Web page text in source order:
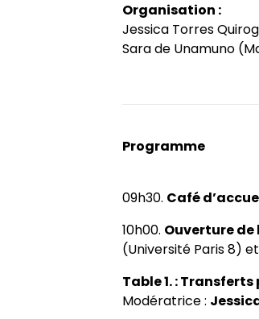
Organisation :
Jessica Torres
Sara de Unamuno
Programme
09h30. Café
10h00. Ouverture de
(Université Paris 8)
Table 1. :
Modératrice :